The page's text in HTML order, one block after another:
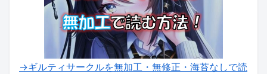
→ギルティサークルを無加工・無修正・海苔なしで読